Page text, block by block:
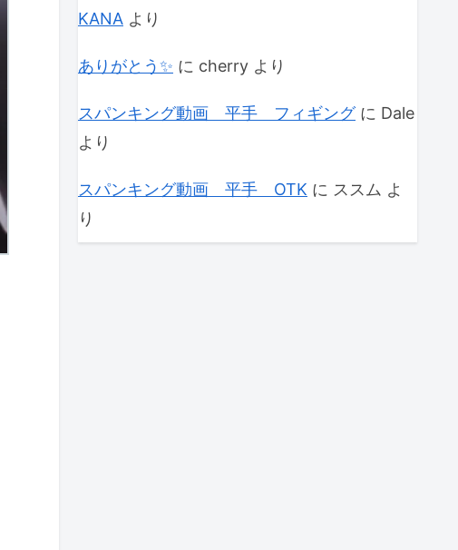
KANA より
ありがとう✨ に cherry より
スパンキング動画 平手 フィギングに Dale
より
スパンキング動画 平手 OTK に ススム よ
り